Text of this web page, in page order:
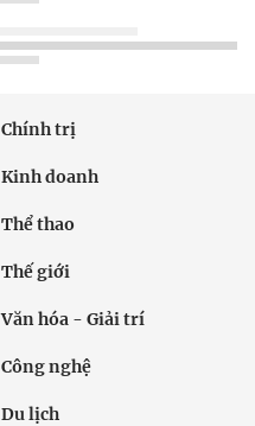
Chính trị
Kinh doanh
Thể thao
Thế giới
Văn hóa - Giải trí
Công nghệ
Du lịch